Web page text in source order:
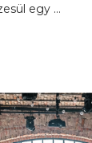
egy …